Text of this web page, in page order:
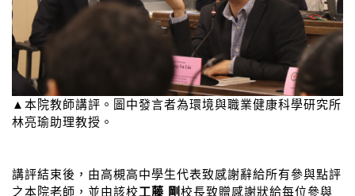
▲本院教師講評。圖中發言者為環境與職業健康科學研究所
林亮瑜助理教授。
講評結束後，由高槻高中學生代表致感謝辭給所有參與點評
之本院老師，並由該校工藤 剛校長致贈感謝狀給每位參與